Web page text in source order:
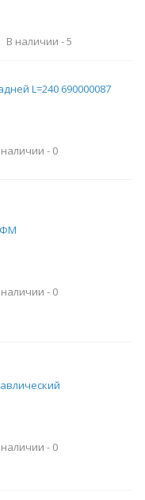
В наличии -5
L=240 690000087
- 0
ФМ
- 0
- 0